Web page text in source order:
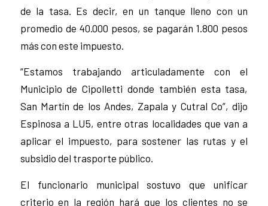
de la tasa. Es decir, en un tanque lleno con un
promedio de 40.000 pesos, se pagarán 1.800 pesos
más con este impuesto.
“Estamos trabajando articuladamente con el
Municipio de Cipolletti donde también esta tasa,
San Martín de los Andes, Zapala y Cutral Co”, dijo
Espinosa a LU5, entre otras localidades que van a
aplicar el impuesto, para sostener las rutas y el
subsidio del trasporte público.
El funcionario municipal sostuvo que unificar
criterio en la región hará que los clientes no se